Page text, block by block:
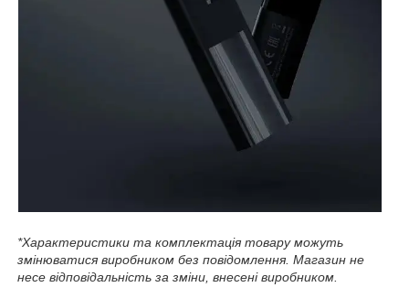
*Характеристики та комплектація товару можуть
змінюватися виробником без повідомлення. Магазин не
несе відповідальність за зміни, внесені виробником.